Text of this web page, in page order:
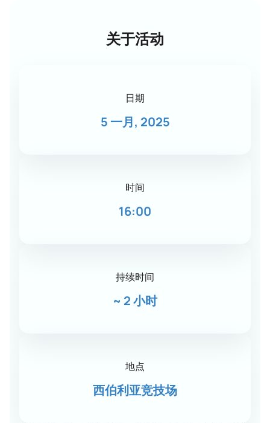
关于活动
日期
5 一月, 2025
时间
16:00
持续时间
~ 2 小时
地点
西伯利亚竞技场